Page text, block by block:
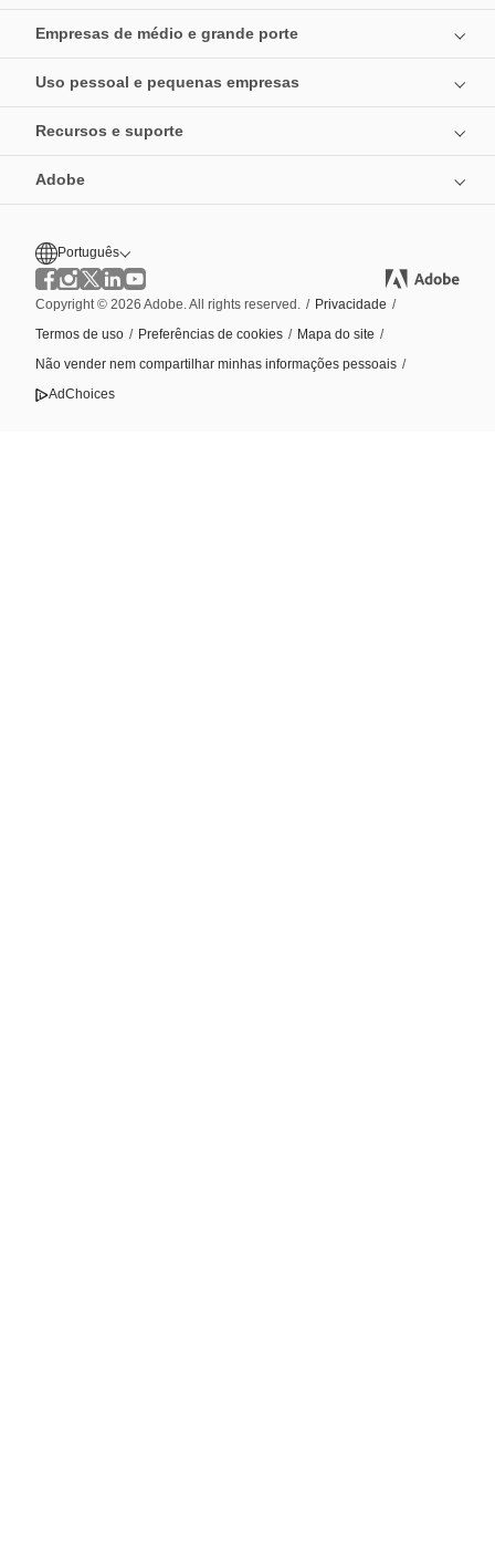
Empresas de médio e grande porte
Uso pessoal e pequenas empresas
Recursos e suporte
Adobe
Português
Copyright © 2026 Adobe. All rights reserved. / Privacidade /
Termos de uso / Preferências de cookies / Mapa do site /
Não vender nem compartilhar minhas informações pessoais /
AdChoices